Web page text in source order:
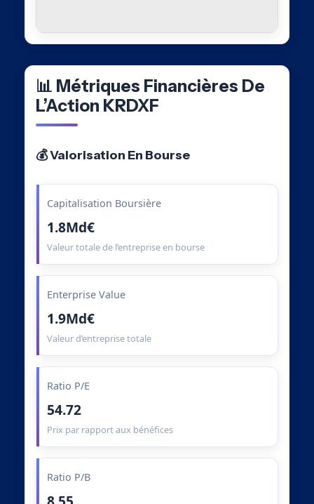
📊 Métriques Financières De
L’Action KRDXF
💰 Valorisation En Bourse
Capitalisation Boursière
1.8Md€
Valeur totale de l’entreprise en bourse
Enterprise Value
1.9Md€
Valeur d’entreprise totale
Ratio P/E
54.72
Prix par rapport aux bénéfices
Ratio P/B